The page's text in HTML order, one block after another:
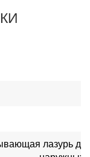
лазурь